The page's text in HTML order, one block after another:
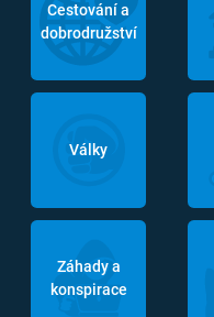
Cestování a
dobrodružství
Války
Záhady a
konspirace